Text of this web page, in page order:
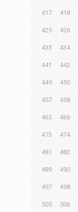
417 418
425 426
433 434
441 442
449 450
457 458
465 466
473 474
481 482
489 490
497 498
505 506